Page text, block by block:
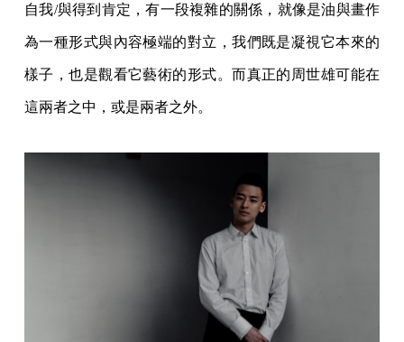
自我/與得到肯定，有一段複雜的關係，就像是油與畫作
為一種形式與內容極端的對立，我們既是凝視它本來的
樣子，也是觀看它藝術的形式。而真正的周世雄可能在
這兩者之中，或是兩者之外。